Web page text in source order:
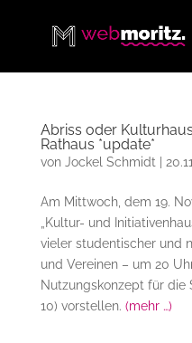
Abriss oder
Rathaus *update*
von Jockel Schmidt
Am Mittwoch, dem 19.
„Kultur- und
vieler studentischer und
und Vereinen – um 20
Nutzungskonzept für die
10) vorstellen. (mehr …)